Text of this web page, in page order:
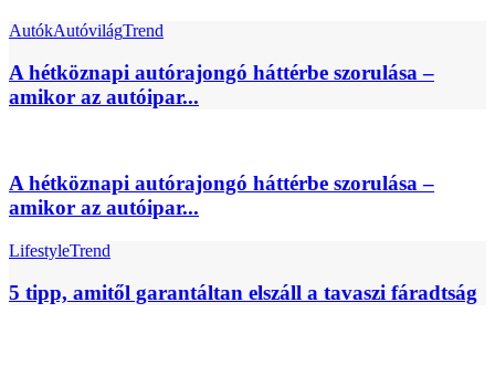
AutókAutóvilágTrend
A hétköznapi autórajongó háttérbe szorulása –
amikor az autóipar...
A hétköznapi autórajongó háttérbe szorulása –
amikor az autóipar...
LifestyleTrend
5 tipp, amitől garantáltan elszáll a tavaszi fáradtság